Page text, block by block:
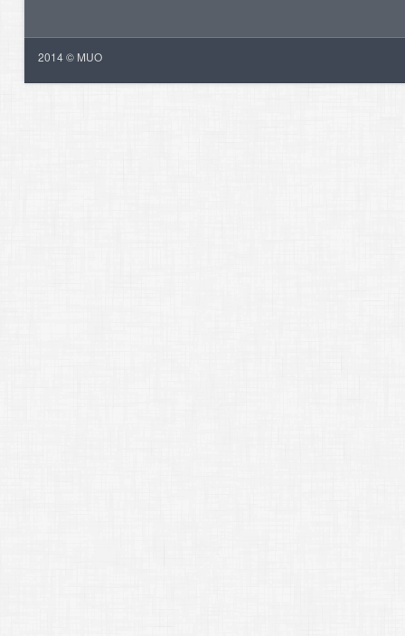
2014 © MUO